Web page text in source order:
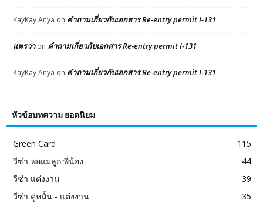
KayKay Anya on คำถามเกี่ยวกับเอกสาร Re-entry permit I-131
แพรวาon คำถามเกี่ยวกับเอกสาร Re-entry permit I-131
KayKay Anya on คำถามเกี่ยวกับเอกสาร Re-entry permit I-131
หัวข้อบทความ ยอดนิยม
Green Card
115
วีซ่า พ่อแม่ลูก พี่น้อง
44
วีซ่า แต่งงาน
39
วีซ่า คู่หมั้น - แต่งงาน
35